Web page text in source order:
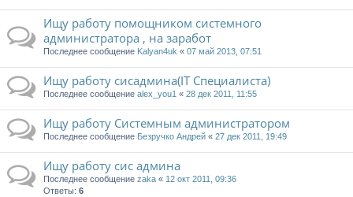
Ищу работу помощником системного
администратора , на заработ
Последнее сообщение Kalyan4uk « 07 май 2013, 07:51
Ищу работу сисадмина(IT Специалиста)
Последнее сообщение alex_you1 « 28 дек 2011, 11:55
Ищу работу Системным администратором
Последнее сообщение Безручко Андрей « 27 дек 2011, 19:49
Ищу работу сис админа
Последнее сообщение zaka « 12 окт 2011, 09:36
Ответы: 6